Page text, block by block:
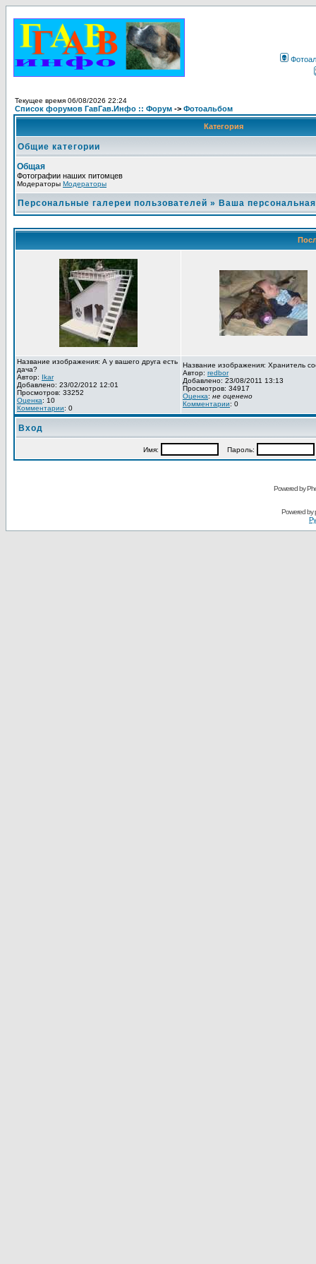
Текущее время 06/08/2026 22:24
Список форумов ГавГав.Инфо :: Форум -> Фотоальбом
Категория
Общие категории
Общая
Фотографии наших питомцев
Модераторы Модераторы
Персональные галереи пользователей » Ваша
Название изображения: А у вашего друга есть
дача?
Автор: Ikar
Добавлено: 23/02/2012 12:01
Просмотров: 33252
Оценка: 10
Комментарии: 0
Название изображения: Хранитель
Автор: redbor
Добавлено: 23/08/2011 13:13
Просмотров: 34917
Оценка: не оценено
Комментарии: 0
Вход
Имя: Пароль:
Powered by
Powered by